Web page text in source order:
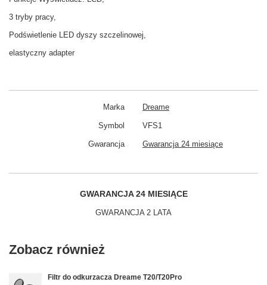
3 tryby pracy,
Podświetlenie LED dyszy szczelinowej,
elastyczny adapter
Marka Dreame
Symbol VFS1
Gwarancja Gwarancja 24 miesiące
GWARANCJA 24 MIESIĄCE
GWARANCJA 2 LATA
Zobacz również
Filtr do odkurzacza Dreame T20/T20Pro